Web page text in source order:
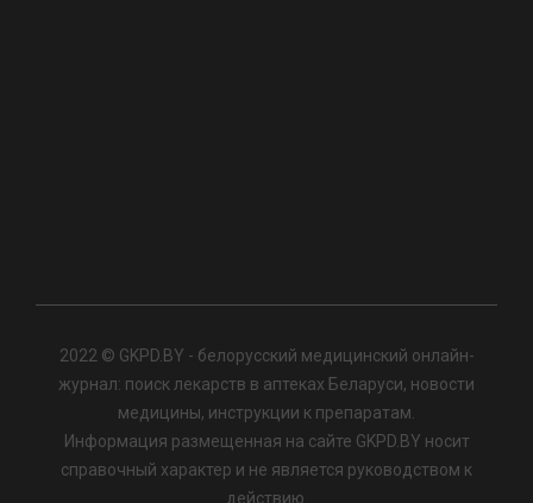
2022 © GKPD.BY - белорусский медицинский онлайн-
журнал: поиск лекарств в аптеках Беларуси, новости
медицины, инструкции к препаратам.
Информация размещенная на сайте GKPD.BY носит
справочный характер и не является руководством к
действию.